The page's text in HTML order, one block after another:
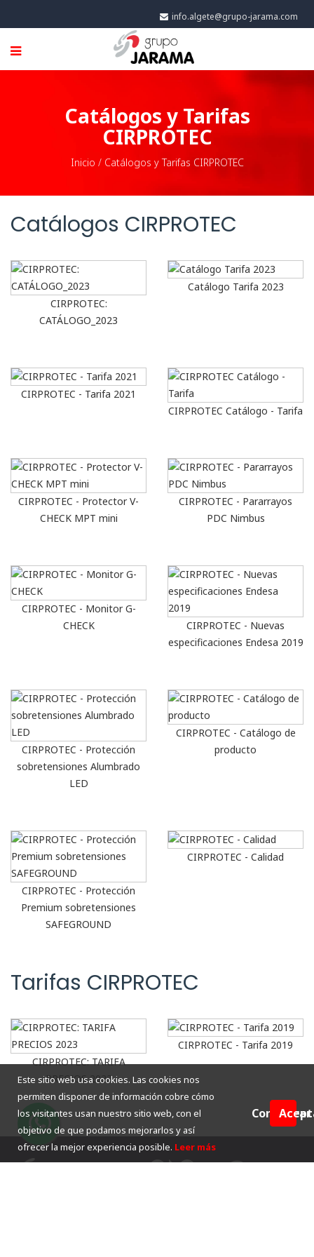
info.algete@grupo-jarama.com
Catálogos y Tarifas
CIRPROTEC
Inicio / Catálogos y Tarifas CIRPROTEC
Catálogos CIRPROTEC
CIRPROTEC:
CATÁLOGO_2023
Catálogo Tarifa 2023
CIRPROTEC - Tarifa 2021
CIRPROTEC Catálogo - Tarifa
CIRPROTEC - Protector V-
CHECK MPT mini
CIRPROTEC - Pararrayos
PDC Nimbus
CIRPROTEC - Monitor G-
CHECK
CIRPROTEC - Nuevas
especificaciones Endesa 2019
CIRPROTEC - Protección
sobretensiones Alumbrado
LED
CIRPROTEC - Catálogo de
producto
CIRPROTEC - Protección
Premium sobretensiones
SAFEGROUND
CIRPROTEC - Calidad
Tarifas CIRPROTEC
CIRPROTEC: TARIFA
PRECIOS 2023
CIRPROTEC - Tarifa 2019
Este sitio web usa cookies. Las cookies nos
permiten disponer de información cobre cómo
los visitantes usan nuestro sitio web, con el
objetivo de que podamos mejorarlos y así
ofrecer la mejor experiencia posible. Leer más
Configurar